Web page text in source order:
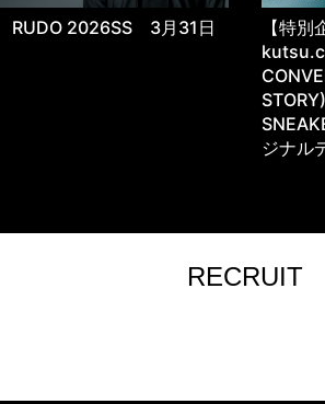
RUDO 2026SS 3月31日
【特
ジナル
RECRUIT